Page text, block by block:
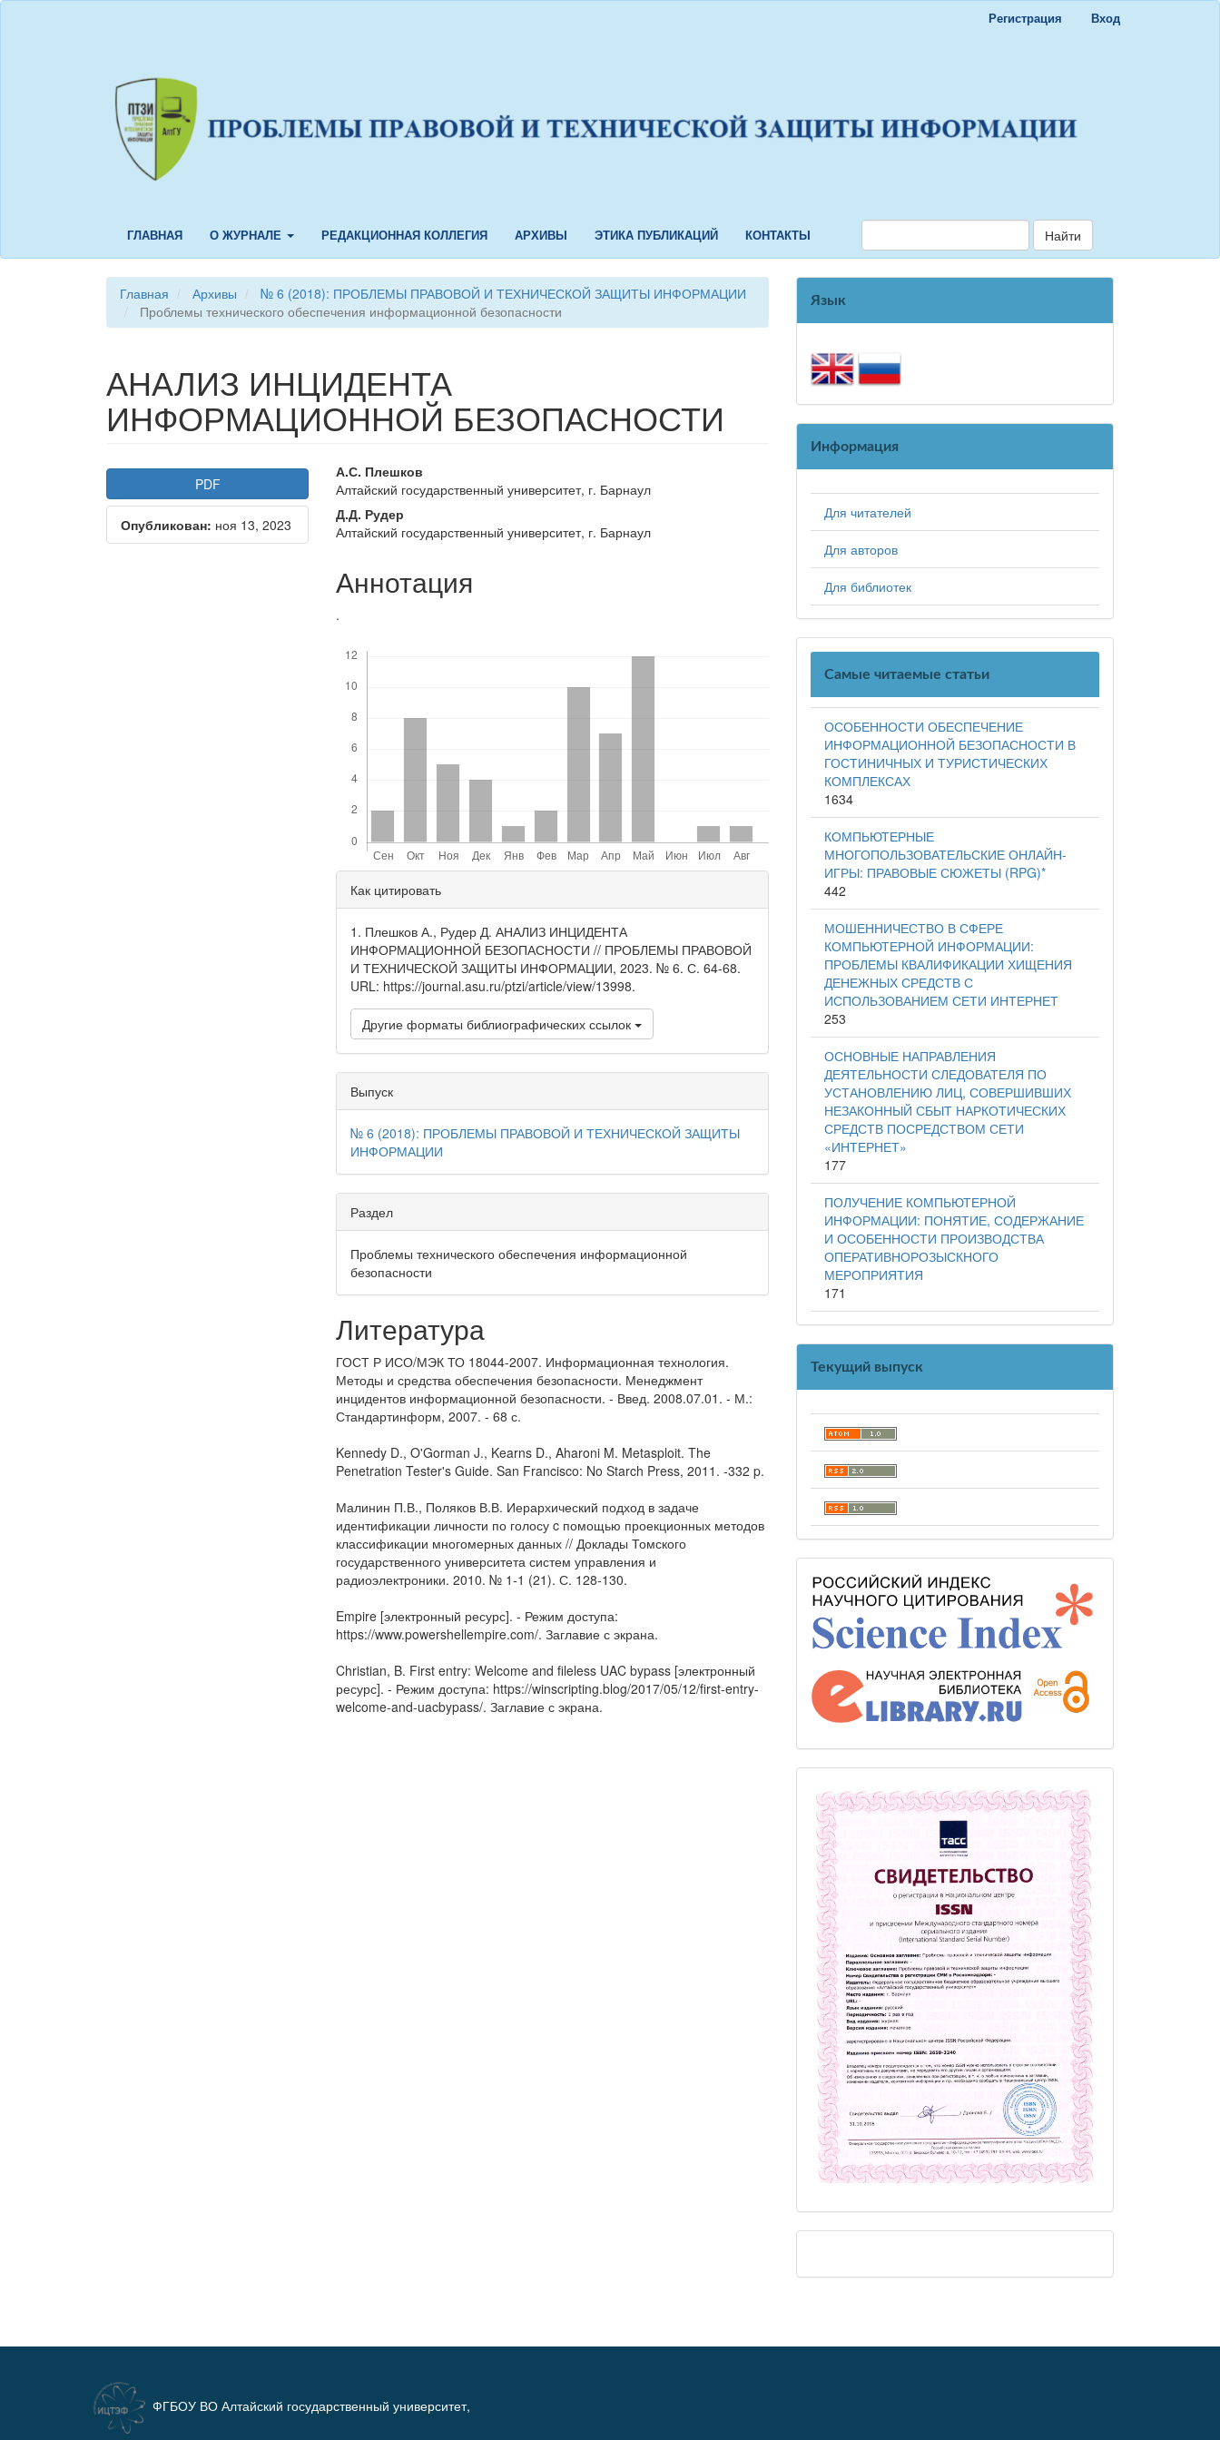
Быстрый
Регистрация Вход
ГЛАВНАЯ О ЖУРНАЛЕ РЕДАКЦИОННАЯ КОЛЛЕГИЯ АРХИВЫ ЭТИКА ПУБЛИКАЦИЙ КОНТАКТЫ Найти
Главная Архивы
№ 6 (2018): ПРОБЛЕМЫ ПРАВОВОЙ И ТЕХНИЧЕСКОЙ ЗАЩИТЫ ИНФОРМАЦИИ
Проблемы технического обеспечения информационной безопасности
АНАЛИЗ ИНЦИДЕНТА
ИНФОРМАЦИОННОЙ БЕЗОПАСНОСТИ
Статья
боковой
панели
PDF
Опубликован: ноя 13, 2023
Основное
содержание
статьи
А.С. Плешков
Алтайский государственный университет, г. Барнаул
Д.Д. Рудер
Алтайский государственный университет, г. Барнаул
Аннотация
.
Детали
статьи
Как цитировать
1. Плешков А., Рудер Д. АНАЛИЗ ИНЦИДЕНТА
ИНФОРМАЦИОННОЙ БЕЗОПАСНОСТИ // ПРОБЛЕМЫ ПРАВОВОЙ
И ТЕХНИЧЕСКОЙ ЗАЩИТЫ ИНФОРМАЦИИ, 2023. № 6. С. 64-68.
URL: https://journal.asu.ru/ptzi/article/view/13998.
Другие форматы библиографических ссылок
Выпуск
№ 6 (2018): ПРОБЛЕМЫ ПРАВОВОЙ И ТЕХНИЧЕСКОЙ ЗАЩИТЫ
ИНФОРМАЦИИ
Раздел
Проблемы технического обеспечения информационной
безопасности
Литература
ГОСТ Р ИСО/МЭК ТО 18044-2007. Информационная технология.
Методы и средства обеспечения безопасности. Менеджмент
инцидентов информационной безопасности. - Введ. 2008.07.01. - М.:
Стандартинформ, 2007. - 68 с.
Kennedy D., O'Gorman J., Kearns D., Aharoni M. Metasploit. The
Penetration Tester's Guide. San Francisco: No Starch Press, 2011. -332 p.
Малинин П.В., Поляков В.В. Иерархический подход в задаче
идентификации личности по голосу c помощью проекционных методов
классификации многомерных данных // Доклады Томского
государственного университета систем управления и
радиоэлектроники. 2010. № 1-1 (21). С. 128-130.
Empire [электронный ресурс]. - Режим доступа:
https://www.powershellempire.com/. Заглавие с экрана.
Christian, B. First entry: Welcome and fileless UAC bypass [электронный
ресурс]. - Режим доступа: https://winscripting.blog/2017/05/12/first-entry-
welcome-and-uacbypass/. Заглавие с экрана.
Язык
Информация
Для читателей
Для авторов
Для библиотек
Самые читаемые статьи
ОСОБЕННОСТИ ОБЕСПЕЧЕНИЕ
ИНФОРМАЦИОННОЙ БЕЗОПАСНОСТИ В
ГОСТИНИЧНЫХ И ТУРИСТИЧЕСКИХ
КОМПЛЕКСАХ
1634
КОМПЬЮТЕРНЫЕ
МНОГОПОЛЬЗОВАТЕЛЬСКИЕ ОНЛАЙН-
ИГРЫ: ПРАВОВЫЕ СЮЖЕТЫ (RPG)*
442
МОШЕННИЧЕСТВО В СФЕРЕ
КОМПЬЮТЕРНОЙ ИНФОРМАЦИИ:
ПРОБЛЕМЫ КВАЛИФИКАЦИИ ХИЩЕНИЯ
ДЕНЕЖНЫХ СРЕДСТВ С
ИСПОЛЬЗОВАНИЕМ СЕТИ ИНТЕРНЕТ
253
ОСНОВНЫЕ НАПРАВЛЕНИЯ
ДЕЯТЕЛЬНОСТИ СЛЕДОВАТЕЛЯ ПО
УСТАНОВЛЕНИЮ ЛИЦ, СОВЕРШИВШИХ
НЕЗАКОННЫЙ СБЫТ НАРКОТИЧЕСКИХ
СРЕДСТВ ПОСРЕДСТВОМ СЕТИ
«ИНТЕРНЕТ»
177
ПОЛУЧЕНИЕ КОМПЬЮТЕРНОЙ
ИНФОРМАЦИИ: ПОНЯТИЕ, СОДЕРЖАНИЕ
И ОСОБЕННОСТИ ПРОИЗВОДСТВА
ОПЕРАТИВНОРОЗЫСКНОГО
МЕРОПРИЯТИЯ
171
Текущий выпуск
ФГБОУ ВО Алтайский государственный университет,